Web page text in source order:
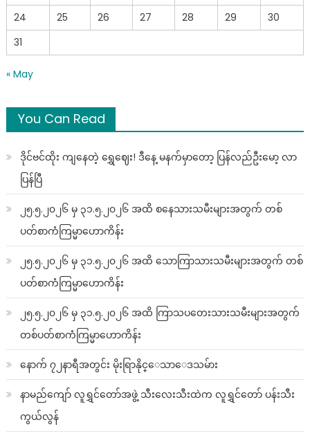
24
25 26 27 28 29
30
31
« May
You Can Read
ဒိုင်ဗင်ထိုး ကျနေတဲ့ ရွှေဈေး! ဒီနေ့ မနက်မှာတော့ ပြန်လည်ဦးမော့ လာ
ပြန်ပြီ
၂၅.၅.၂၀၂၆ မှ ၃၁.၅.၂၀၂၆ အထိ စနေသားသမီးများအတွက် တစ်
ပတ်စာကံကြမ္မာဟောကိန်း
၂၅.၅.၂၀၂၆ မှ ၃၁.၅.၂၀၂၆ အထိ သောကြာသားသမီးများအတွက် တစ်
ပတ်စာကံကြမ္မာဟောကိန်း
၂၅.၅.၂၀၂၆ မှ ၃၁.၅.၂၀၂၆ အထိ ကြာသပတေးသားသမီးများအတွက်
တစ်ပတ်စာကံကြမ္မာဟောကိန်း
နောက် ၇၂နာရီအတွင်း မိုးရြာနိုင္ေသာေဒသမ်ား
နာမည်ကျော် လူရွှင်တော်အဖွဲ့ သီးလေးသီးထဲက လူရွှင်တော် ပန်းသီး
ကွယ်လွန်